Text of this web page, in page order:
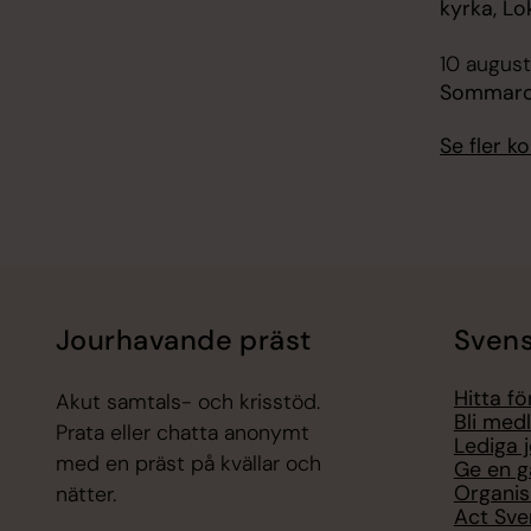
kyrka,
10
Se fler
Jourhavande präst
Akut samtals- och krisstöd.
Prata eller chatta anonymt
med en präst på kvällar och
nätter.
Hitta
Bli
Lediga
Ge en
Act